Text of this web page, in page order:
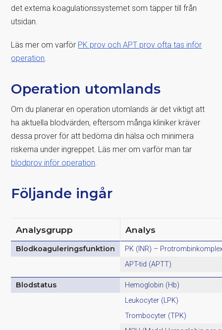
det externa koagulationssystemet som täpper till från
utsidan.
Läs mer om varför PK prov och APT prov ofta tas inför
operation
Operation utomlands
Om du planerar en operation utomlands är det viktigt att
ha aktuella blodvärden, eftersom många kliniker kräver
dessa prover för att bedöma din hälsa och minimera
riskerna under ingreppet. Läs mer om varför man tar
blodprov inför operation
Följande ingår
Analysgrupp Analys
Blodkoaguleringsfunktion
PK (INR) –
APT-tid (APTT)
Blodstatus
Hemoglobin (Hb)
Leukocyter (LPK)
Trombocyter (TPK)